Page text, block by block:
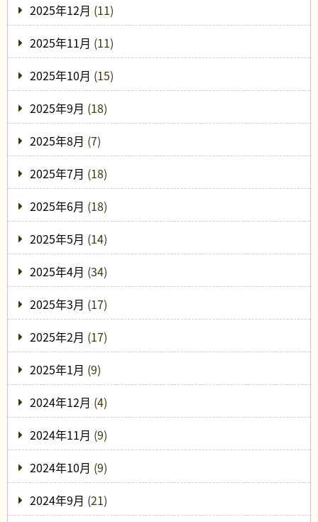
2025年12月 (11)
2025年11月 (11)
2025年10月 (15)
2025年9月 (18)
2025年8月 (7)
2025年7月 (18)
2025年6月 (18)
2025年5月 (14)
2025年4月 (34)
2025年3月 (17)
2025年2月 (17)
2025年1月 (9)
2024年12月 (4)
2024年11月 (9)
2024年10月 (9)
2024年9月 (21)